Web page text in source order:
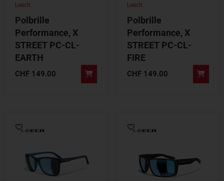
Leech
Polbrille
Performance, X
STREET PC-CL-
EARTH
CHF 149.00
Leech
Polbrille
Performance, X
STREET PC-CL-
FIRE
CHF 149.00